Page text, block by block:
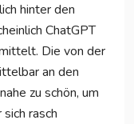
hinter den
ChatGPT
Die von der
an den
zu schön, um
rasch